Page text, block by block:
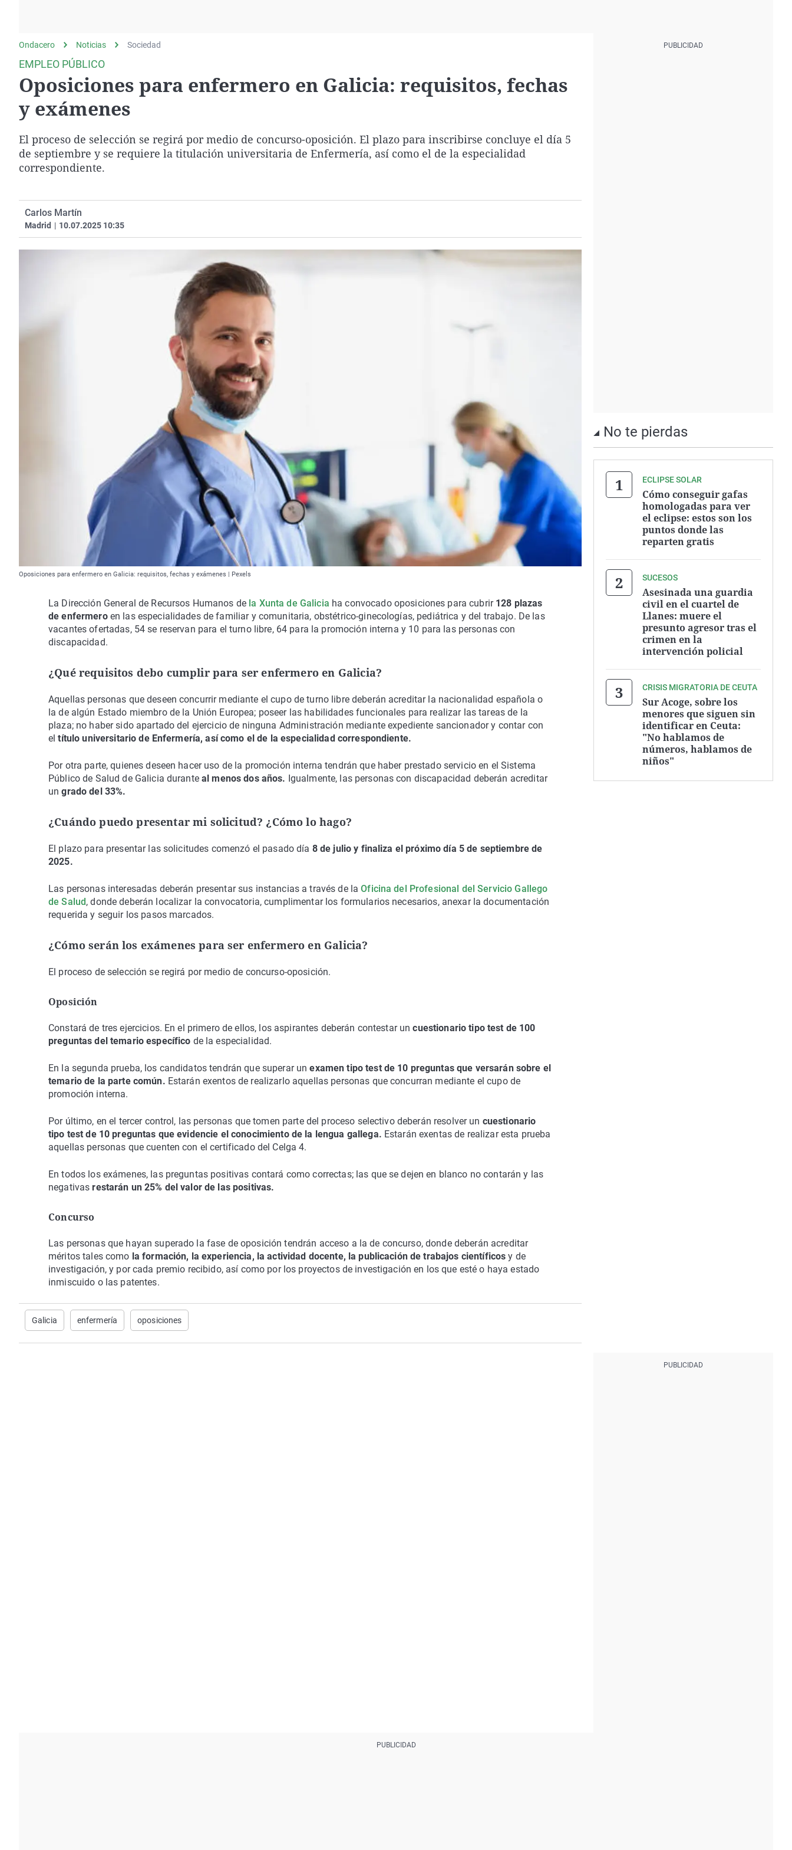
Como el perro y elEquipo de investigación
País Vasco
Ondacero Noticias Sociedad
EMPLEO PÚBLICO
Oposiciones para enfermero en Galicia: requisitos, fechas
y exámenes
El proceso de selección se regirá por medio de concurso-oposición. El plazo para inscribirse concluye el día 5
de septiembre y se requiere la titulación universitaria de Enfermería, así como el de la especialidad
correspondiente.
Carlos Martín
Madrid | 10.07.2025 10:35
Oposiciones para enfermero en Galicia: requisitos, fechas y exámenes | Pexels
La Dirección General de Recursos Humanos de la Xunta de Galicia ha convocado oposiciones para cubrir 128 plazas
de enfermeroen las especialidades de familiar y comunitaria, obstétrico-ginecologías, pediátrica y del trabajo. De las
vacantes ofertadas, 54 se reservan para el turno libre, 64 para la promoción interna y 10 para las personas con
discapacidad.
¿Qué requisitos debo cumplir para ser enfermero en Galicia?
Aquellas personas que deseen concurrir mediante el cupo de turno libre deberán acreditar la nacionalidad española o
la de algún Estado miembro de la Unión Europea; poseer las habilidades funcionales para realizar las tareas de la
plaza; no haber sido apartado del ejercicio de ninguna Administración mediante expediente sancionador y contar con
eltítulo universitario de Enfermería, así como el de la especialidad correspondiente.
Por otra parte, quienes deseen hacer uso de la promoción interna tendrán que haber prestado servicio en el Sistema
Público de Salud de Galicia duranteal menos dos años. Igualmente, las personas con discapacidad deberán acreditar
ungrado del 33%.
¿Cuándo puedo presentar mi solicitud? ¿Cómo lo hago?
El plazo para presentar las solicitudes comenzó el pasado día 8 de julio y finaliza el próximo día 5 de septiembre de
2025.
Las personas interesadas deberán presentar sus instancias a través de laOficina del Profesional del Servicio Gallego
de Salud, donde deberán localizar la convocatoria, cumplimentar los formularios necesarios, anexar la documentación
requerida y seguir los pasos marcados.
¿Cómo serán los exámenes para ser enfermero en Galicia?
El proceso de selección se regirá por medio de concurso-oposición.
Oposición
Constará de tres ejercicios. En el primero de ellos, los aspirantes deberán contestar uncuestionario tipo test de 100
preguntas del temario específico de la especialidad.
En la segunda prueba, los candidatos tendrán que superar unexamen tipo test de 10 preguntas que versarán sobre el
temario de la parte común. Estarán exentos de realizarlo aquellas personas que concurran mediante el cupo de
promoción interna.
Por último, en el tercer control, las personas que tomen parte del proceso selectivo deberán resolver un cuestionario
tipo test de 10 preguntas que evidencie el conocimiento de la lengua gallega. Estarán exentas de realizar esta prueba
aquellas personas que cuenten con el certificado del Celga 4.
En todos los exámenes, las preguntas positivas contará como correctas; las que se dejen en blanco no contarán y las
negativasrestarán un 25% del valor de las positivas.
Concurso
Las personas que hayan superado la fase de oposición tendrán acceso a la de concurso, donde deberán acreditar
méritos tales como la formación, la experiencia, la actividad docente, la publicación de trabajos científicos y de
investigación, y por cada premio recibido, así como por los proyectos de investigación en los que esté o haya estado
inmiscuido o las patentes.
Galicia enfermería oposiciones
No te pierdas
ECLIPSE SOLAR
Cómo conseguir gafas
homologadas para ver
el eclipse: estos son los
puntos donde las
reparten gratis
SUCESOS
Asesinada una guardia
civil en el cuartel de
Llanes: muere el
presunto agresor tras el
crimen en la
intervención policial
CRISIS MIGRATORIA DE CEUTA
Sur Acoge, sobre los
menores que siguen sin
identificar en Ceuta:
"No hablamos de
números, hablamos de
niños"